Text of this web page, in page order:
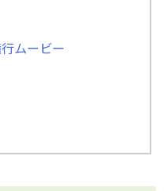
ムービー